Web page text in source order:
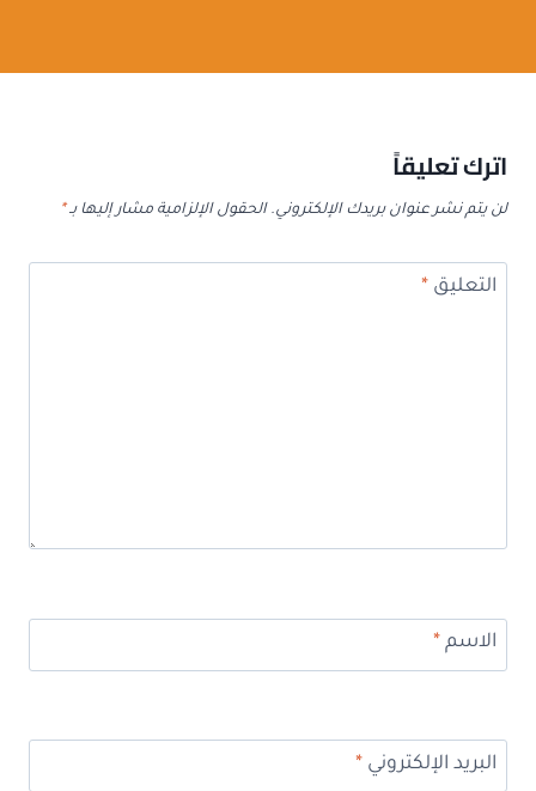
اترك تعليقاً
لن يتم نشر عنوان بريدك الإلكتروني. الحقول الإلزامية مشار إليها بـ *
التعليق *
الاسم *
البريد الإلكتروني *